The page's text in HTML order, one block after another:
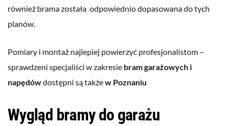
również brama została odpowiednio dopasowana do tych
planów.
Pomiary i montaż najlepiej powierzyć profesjonalistom –
sprawdzeni specjaliści w zakresie bram garażowych i
napędówdostępni są takżew Poznaniu
Wygląd bramy do garażu